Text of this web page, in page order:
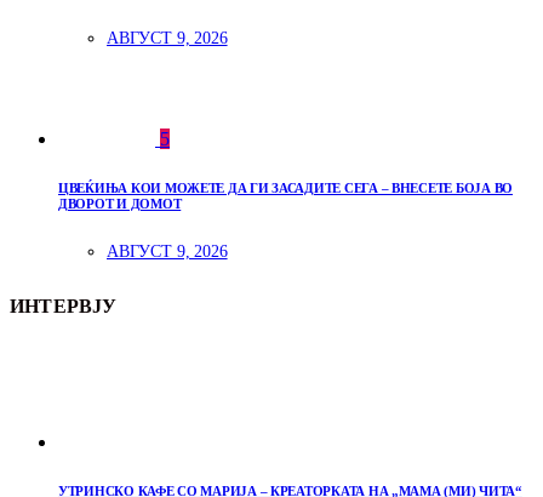
АВГУСТ 9, 2026
5
ЦВЕЌИЊА КОИ МОЖЕТЕ ДА ГИ ЗАСАДИТЕ СЕГА – ВНЕСЕТЕ БОЈА ВО
ДВОРОТ И ДОМОТ
АВГУСТ 9, 2026
ИНТЕРВЈУ
УТРИНСКО КАФЕ СО МАРИЈА – КРЕАТОРКАТА НА „МАМА (МИ) ЧИТА“